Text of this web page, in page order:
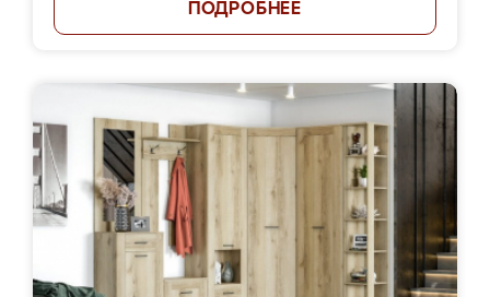
ПОДРОБНЕЕ